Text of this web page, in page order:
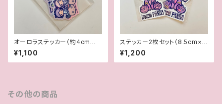
オーロラステッカー（約4cm大）
5枚セット
¥1,100
ステッカー2枚セット（8.5cm×1
1.5cm）
¥1,200
その他の商品